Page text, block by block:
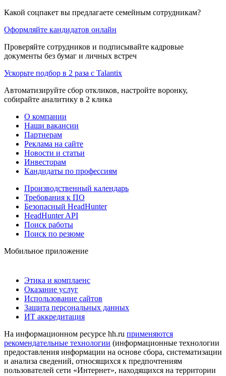
Какой соцпакет вы предлагаете семейным сотрудникам?
Оформляйте кандидатов онлайн
Проверяйте сотрудников и подписывайте кадровые
документы без бумаг и личных встреч
Ускорьте подбор в 2 раза с Talantix
Автоматизируйте сбор откликов, настройте воронку,
собирайте аналитику в 2 клика
О компании
Наши вакансии
Партнерам
Реклама на сайте
Новости и статьи
Инвесторам
Кандидаты по профессиям
Производственный календарь
Требования к ПО
Безопасный HeadHunter
HeadHunter API
Поиск работы
Поиск по резюме
Мобильное приложение
Этика и комплаенс
Оказание услуг
Использование сайтов
Защита персональных данных
ИТ аккредитация
На информационном ресурсе hh.ru применяются
рекомендательные технологии (информационные технологии
предоставления информации на основе сбора, систематизации
и анализа сведений, относящихся к предпочтениям
пользователей сети «Интернет», находящихся на территории